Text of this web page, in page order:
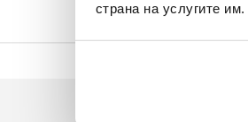
страна на услугите им.
0